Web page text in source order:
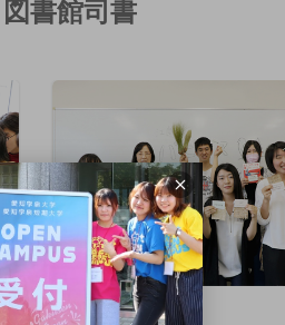
図書館司書
2018年7月2日